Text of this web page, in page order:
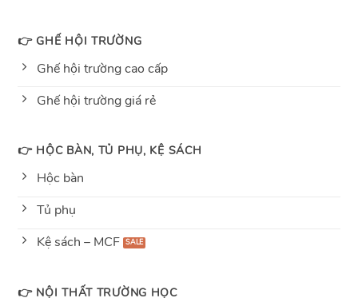
👉 GHẾ HỘI TRƯỜNG
Ghế hội trường cao cấp
Ghế hội trường giá rẻ
👉 HỘC BÀN, TỦ PHỤ, KỆ SÁCH
Hộc bàn
Tủ phụ
Kệ sách – MCF
👉 NỘI THẤT TRƯỜNG HỌC